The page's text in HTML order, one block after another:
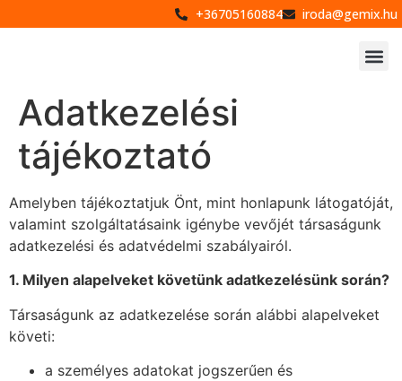
+36705160884 iroda@gemix.hu
Adatkezelési
tájékoztató
Amelyben tájékoztatjuk Önt, mint honlapunk látogatóját,
valamint szolgáltatásaink igénybe vevőjét társaságunk
adatkezelési és adatvédelmi szabályairól.
1. Milyen alapelveket követünk adatkezelésünk során?
Társaságunk az adatkezelése során alábbi alapelveket
követi:
a személyes adatokat jogszerűen és